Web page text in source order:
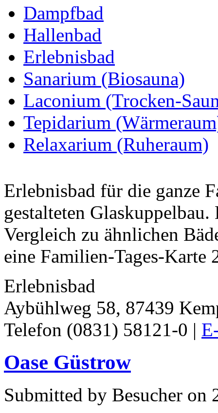
Dampfbad
Hallenbad
Erlebnisbad
Sanarium (Biosauna)
Laconium (Trocken-
Tepidarium
Relaxarium (Ruheraum)
Erlebnisbad für die ganze
gestalteten
Vergleich zu ähnlichen
eine Familien-Tages-Karte
Erlebnisbad
Aybühlweg 58, 87439
Telefon (0831) 58121-0 |
Oase Güstrow
Submitted by Besucher on